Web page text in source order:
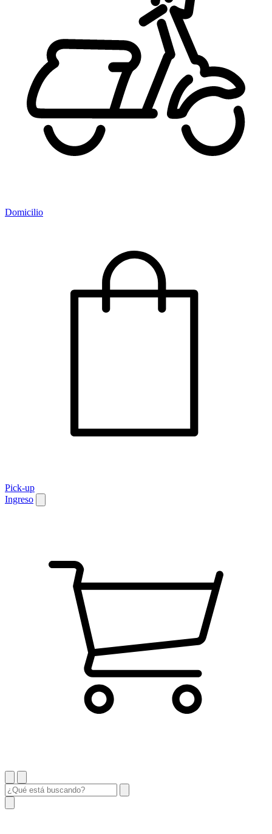
Domicilio
Pick-up
Ingreso